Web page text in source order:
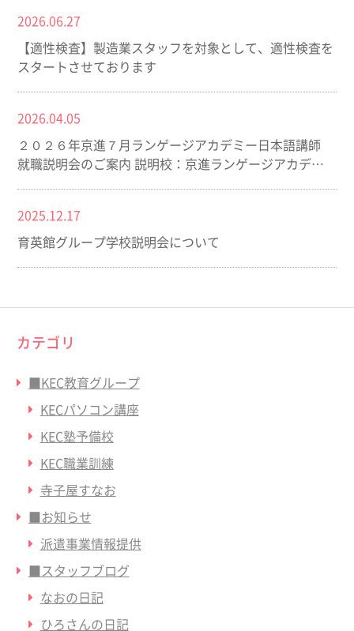
2026.06.27
【適性検査】製造業スタッフを対象として、適性検査を
スタートさせております
2026.04.05
２０２６年京進７月ランゲージアカデミー日本語講師
就職説明会のご案内 説明校：京進ランゲージアカデミ
2025.12.17
育英館グループ学校説明会について
カテゴリ
■KEC教育グループ
KECパソコン講座
KEC塾予備校
KEC職業訓練
寺子屋すなお
■お知らせ
派遣事業情報提供
■スタッフブログ
なおの日記
ひろさんの日記